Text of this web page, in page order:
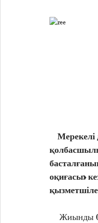
оқиғасы»